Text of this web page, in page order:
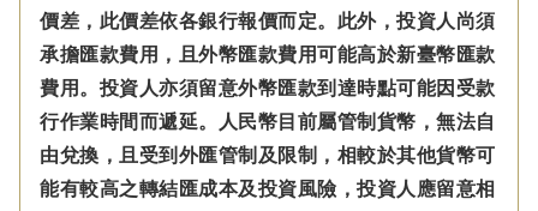
價差，此價差依各銀行報價而定。此外，投資人尚須
承擔匯款費用，且外幣匯款費用可能高於新臺幣匯款
費用。投資人亦須留意外幣匯款到達時點可能因受款
行作業時間而遞延。人民幣目前屬管制貨幣，無法自
由兌換，且受到外匯管制及限制，相較於其他貨幣可
能有較高之轉結匯成本及投資風險，投資人應留意相